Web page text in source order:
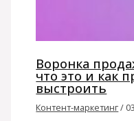
Воронка
что это и как
выстроить
Контент-маркетинг/